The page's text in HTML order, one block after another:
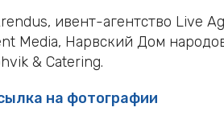
ивент-агентство Live
Media, Нарвский Дом
& Catering.
на фотографии